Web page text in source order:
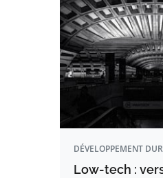
DÉVELOPPEMENT
Low-tech :